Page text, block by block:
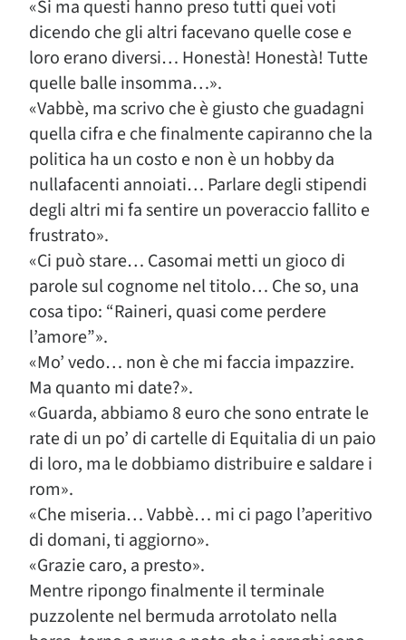
«Si ma questi hanno preso tutti quei voti
dicendo che gli altri facevano quelle cose e
loro erano diversi… Honestà! Honestà! Tutte
quelle balle insomma…».
«Vabbè, ma scrivo che è giusto che guadagni
quella cifra e che finalmente capiranno che la
politica ha un costo e non è un hobby da
nullafacenti annoiati… Parlare degli stipendi
degli altri mi fa sentire un poveraccio fallito e
frustrato».
«Ci può stare… Casomai metti un gioco di
parole sul cognome nel titolo… Che so, una
cosa tipo: “Raineri, quasi come perdere
l’amore”».
«Mo’ vedo… non è che mi faccia impazzire.
Ma quanto mi date?».
«Guarda, abbiamo 8 euro che sono entrate le
rate di un po’ di cartelle di Equitalia di un paio
di loro, ma le dobbiamo distribuire e saldare i
rom».
«Che miseria… Vabbè… mi ci pago l’aperitivo
di domani, ti aggiorno».
«Grazie caro, a presto».
Mentre ripongo finalmente il terminale
puzzolente nel bermuda arrotolato nella